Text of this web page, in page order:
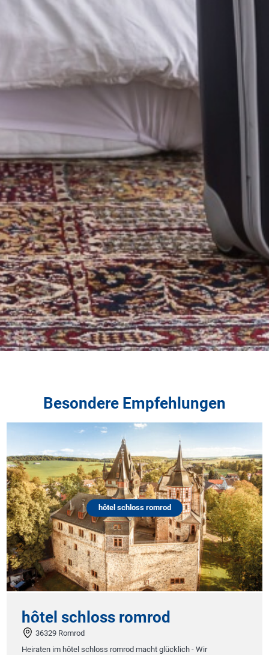
Besondere Empfehlungen
hôtel schloss romrod
hôtel schloss romrod
36329 Romrod
Heiraten im hôtel schloss romrod macht glücklich - Wir